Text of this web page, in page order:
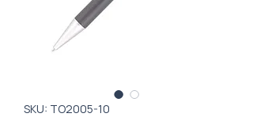
SKU: ТО2005-10